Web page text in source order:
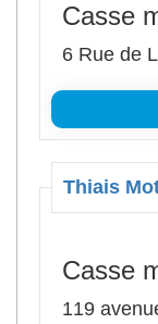
Casse
6 Rue de
Thiais
Casse
119